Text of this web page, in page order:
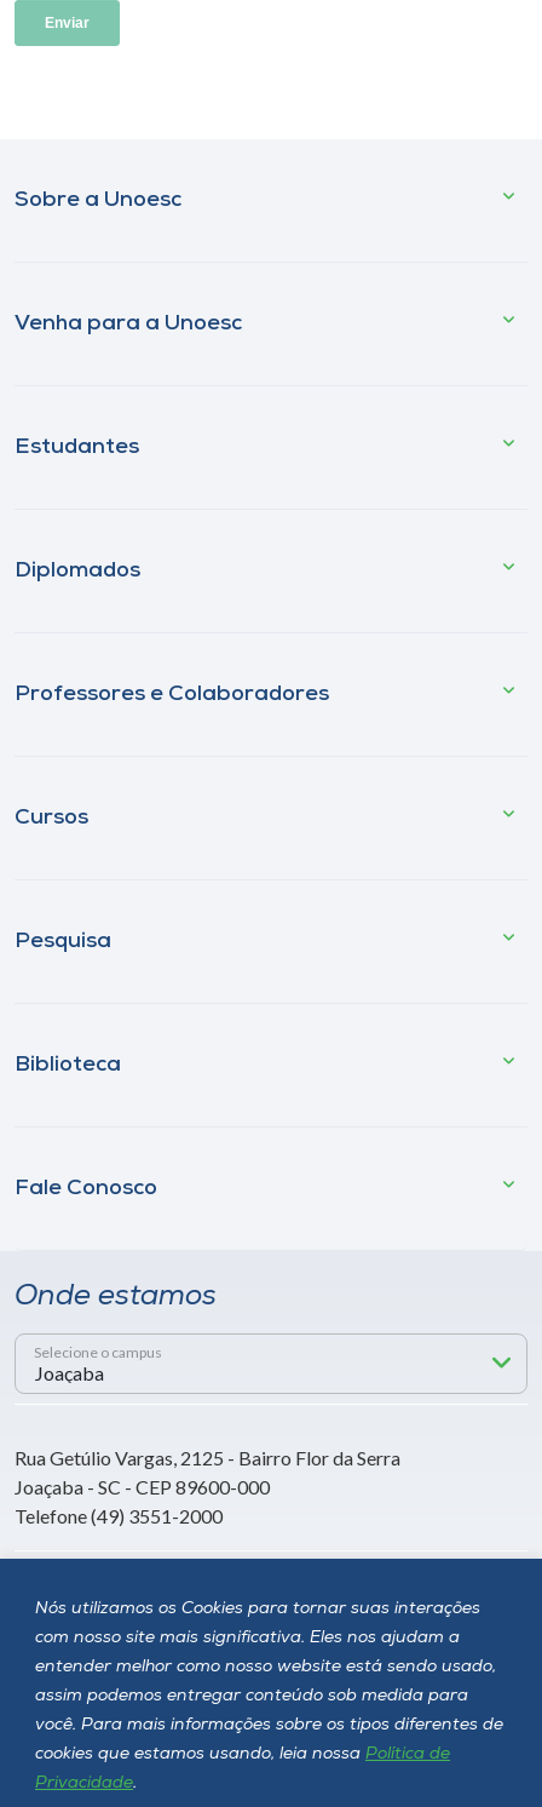
Nós utilizamos os Cookies para tornar suas interações
com nosso site mais significativa. Eles nos ajudam a
entender melhor como nosso website está sendo usado,
assim podemos entregar conteúdo sob medida para
você. Para mais informações sobre os tipos diferentes de
cookies que estamos usando, leia nossa Política de
Privacidade.
Sobre a Unoesc
Venha para a Unoesc
Estudantes
Diplomados
Professores e Colaboradores
Cursos
Pesquisa
Biblioteca
Fale Conosco
Onde estamos
Selecione o campus
Rua Getúlio Vargas, 2125 - Bairro Flor da Serra
Joaçaba - SC - CEP 89600-000
Telefone (49) 3551-2000
Siga a Unoesc